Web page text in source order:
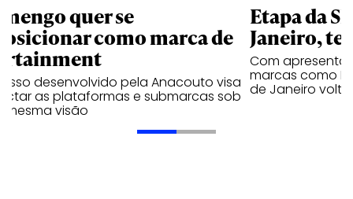
quer se
como marca de
desenvolvido pela Anacouto visa
as plataformas e submarcas sob
mesma visão
Etapa da
Janeiro,
Com
marcas como
de Janeiro